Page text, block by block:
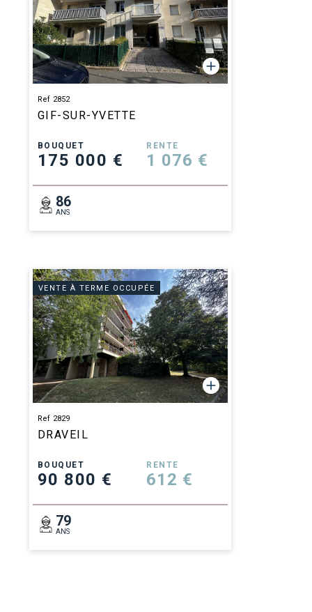
Ref 2852
GIF-SUR-YVETTE
BOUQUET
175 000 €
RENTE
1 076 €
86
ANS
VENTE À TERME OCCUPÉE
Ref 2829
DRAVEIL
BOUQUET
90 800 €
RENTE
612 €
79
ANS